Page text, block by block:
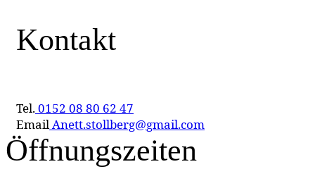
Kontakt
Tel.0152 08 80 62 47
EmailAnett.stollberg@gmail.com
Öffnungszeiten